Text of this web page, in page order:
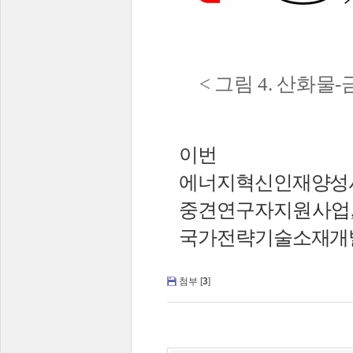
< 그림 4. 산화물-
이번 연
에너지혁신인재양
중견연구자지원사업
국가전략기술소재
첨부 [3]